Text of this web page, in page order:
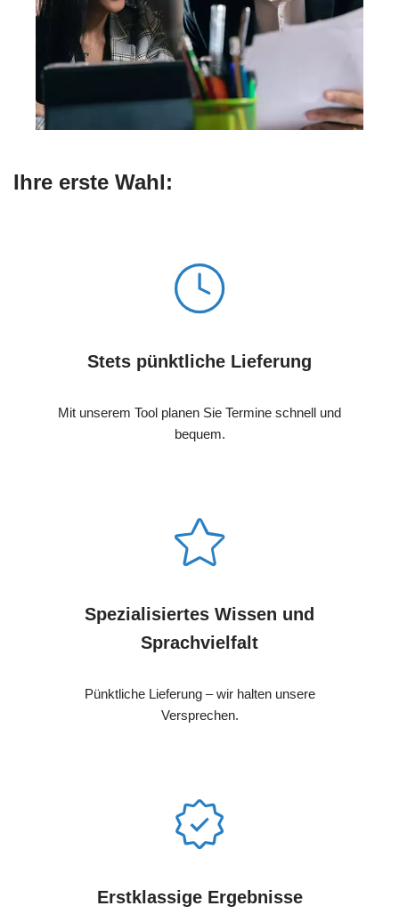
Ihre erste Wahl:
Stets pünktliche Lieferung
Mit unserem Tool planen Sie Termine schnell und
bequem.
Spezialisiertes Wissen und
Sprachvielfalt
Pünktliche Lieferung – wir halten unsere
Versprechen.
Erstklassige Ergebnisse